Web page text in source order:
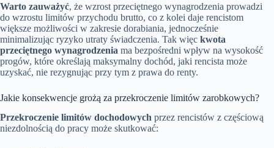
Warto zauważyć, że wzrost przeciętnego wynagrodzenia prowadzi
do wzrostu limitów przychodu brutto, co z kolei daje rencistom
większe możliwości w zakresie dorabiania, jednocześnie
minimalizując ryzyko utraty świadczenia. Tak więc kwota
przeciętnego wynagrodzenia ma bezpośredni wpływ na wysokość
progów, które określają maksymalny dochód, jaki rencista może
uzyskać, nie rezygnując przy tym z prawa do renty.
Jakie konsekwencje grożą za przekroczenie limitów zarobkowych?
Przekroczenie limitów dochodowych przez rencistów z częściową
niezdolnością do pracy może skutkować: